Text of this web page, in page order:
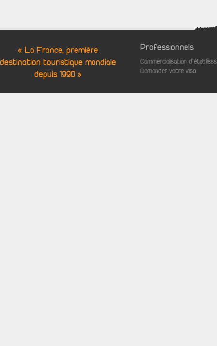
« La France, première
destination touristique mondiale
depuis 1990 »
Professionnels
Commercialisation
Demander votre visa